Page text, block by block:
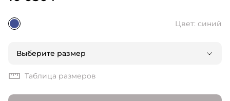
Цвет: синий
Выберите размер
Таблица размеров